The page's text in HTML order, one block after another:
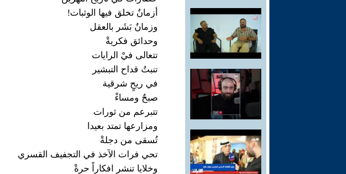
أزمانٌ تخلق فيها الوثبات!
وزمانٌ بَشَر بالعقل
وحدائق فكريةْ
تتعالى فيْ الرايات
تنبتُ قداح التبشير
في ريحٍ شرقية
صبحٌ ومساءْ
تتبرعم من ثورات
ومزارعها تمتد بعيدا
تُسقى من دجلةْ
تحي فرات الآخذ في التجفيف القسري
وخلايا تنشر افكاراً حرةْ